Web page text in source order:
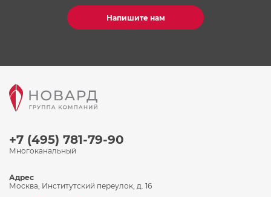
Напишите нам
+7 (495) 781-79-90
Многоканальный
Адрес
Москва, Институтский переулок, д. 16